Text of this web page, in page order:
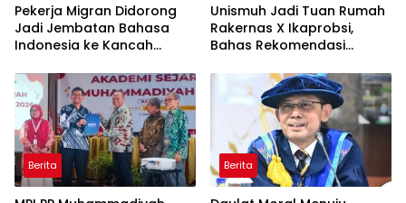
Pekerja Migran Didorong
Jadi Jembatan Bahasa
Indonesia ke Kancah
Unismuh Jadi Tuan Rumah
Rakernas X Ikaprobsi,
Bahas Rekomendasi
Indonesia di Tingkat
Global
Berita Berita